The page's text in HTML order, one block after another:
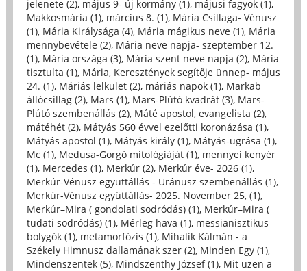
jelenete (2), május 9- új kormány (1), májusi fagyok (1),
Makkosmária (1), március 8. (1), Mária Csillaga- Vénusz
(1), Mária Királysága (4), Mária mágikus neve (1), Mária
mennybevétele (2), Mária neve napja- szeptember 12.
(1), Mária országa (3), Mária szent neve napja (2), Mária
tisztulta (1), Mária, Keresztények segítője ünnep- május
24. (1), Máriás lelkület (2), máriás napok (1), Markab
állócsillag (2), Mars (1), Mars-Plútó kvadrát (3), Mars-
Plútó szembenállás (2), Máté apostol, evangelista (2),
mátéhét (2), Mátyás 560 évvel ezelőtti koronázása (1),
Mátyás apostol (1), Mátyás király (1), Mátyás-ugrása (1),
Mc (1), Medusa-Gorgó mitológiáját (1), mennyei kenyér
(1), Mercedes (1), Merkúr (2), Merkúr éve- 2026 (1),
Merkúr-Vénusz együttállás - Uránusz szembenállás (1),
Merkúr-Vénusz együttállás- 2025. November 25, (1),
Merkúr–Mira ( gondolati sodródás) (1), Merkúr–Mira (
tudati sodródás) (1), Mérleg hava (1), messianisztikus
bolygók (1), metamorfózis (1), Mihalik Kálmán - a
Székely Himnusz dallamának szer (2), Minden Egy (1),
Mindenszentek (5), Mindszenthy József (1), Mit üzen a